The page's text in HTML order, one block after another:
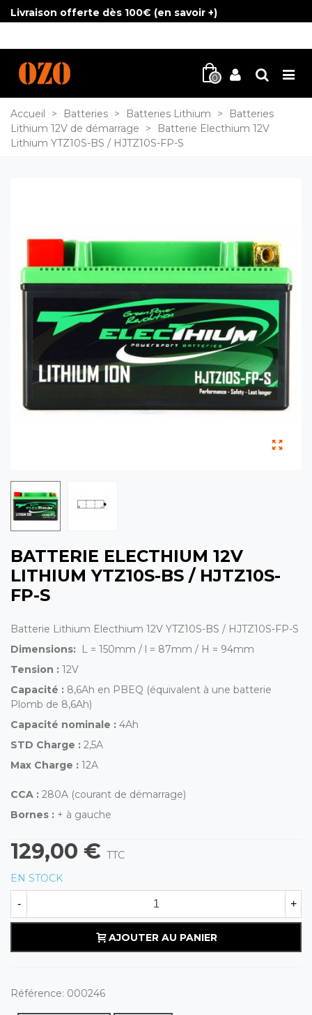
Livraison offerte dès 100€ (en savoir +)
0
Accueil > Batteries > Batteries Lithium >
Batteries
Lithium 12V de démarrage
>
Batterie Electhium 12V
Lithium YTZ10S-BS / HJTZ10S-FP-S
BATTERIE ELECTHIUM 12V
LITHIUM YTZ10S-BS / HJTZ10S-
FP-S
Batterie Lithium Electhium 12V YTZ10S-BS / HJTZ10S-FP-S
Dimensions: L = 150mm / l = 87mm / H = 94mm
Tension : 12V
Capacité : 8,6Ah en PBEQ (équivalent à une batterie
Plomb de 8,6Ah)
Capacité nominale : 4Ah
STD Charge : 2,5A
Max Charge : 12A
CCA : 280A (courant de démarrage)
Bornes : + à gauche
129,00 € TTC
EN STOCK
- +
AJOUTER AU PANIER
Référence: 000246